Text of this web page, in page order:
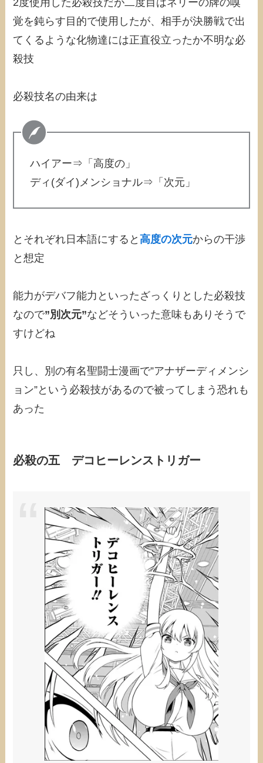
覚を鈍らす目的で使用したが、相手が決勝戦で出
てくるような化物達には正直役立ったか不明な必
殺技
必殺技名の由来は
ハイアー⇒「高度の」
ディ(ダイ)メンショナル⇒「次元」
とそれぞれ日本語にすると高度の次元からの干渉
と想定
能力がデバフ能力といったざっくりとした必殺技
なので”別次元”などそういった意味もありそうで
すけどね
只し、別の有名聖闘士漫画で”アナザーディメンシ
ョン”という必殺技があるので被ってしまう恐れも
あった
必殺の五 デコヒーレンストリガー